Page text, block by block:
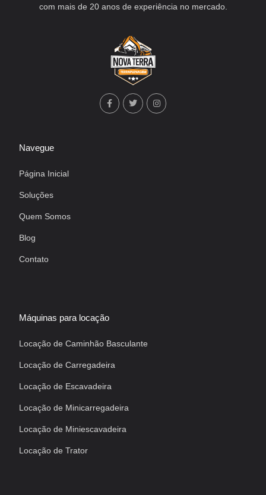
com mais de 20 anos de experiência no mercado.
Navegue
Página Inicial
Soluções
Quem Somos
Blog
Contato
Máquinas para locação
Locação de Caminhão Basculante
Locação de Carregadeira
Locação de Escavadeira
Locação de Minicarregadeira
Locação de Miniescavadeira
Locação de Trator